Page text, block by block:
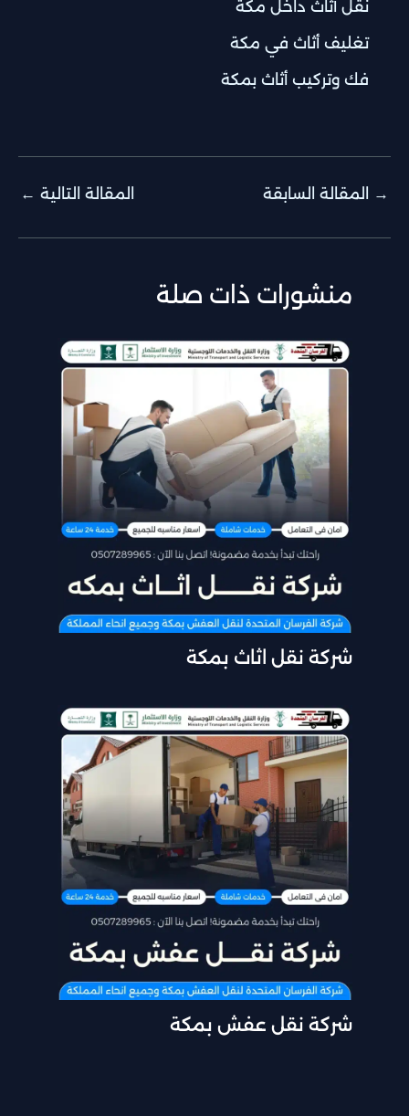
نقل أثاث داخل مكة
تغليف أثاث في مكة
فك وتركيب أثاث بمكة
→ المقالة السابقة المقالة التالية ←
منشورات ذات صلة
شركة نقل اثاث بمكة
شركة نقل عفش بمكة